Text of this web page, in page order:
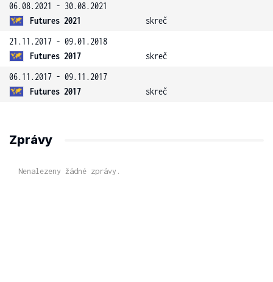
06.08.2021 - 30.08.2021
Futures 2021
skreč
21.11.2017 - 09.01.2018
Futures 2017
skreč
06.11.2017 - 09.11.2017
Futures 2017
skreč
Zprávy
Nenalezeny žádné zprávy.